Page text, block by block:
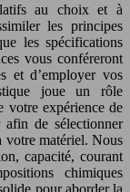
au choix et à
les principes
les spécifications
vous conféreront
et d’employer vos
joue un rôle
votre expérience de
de sélectionner
votre matériel. Nous
capacité, courant
chimiques
pour aborder la